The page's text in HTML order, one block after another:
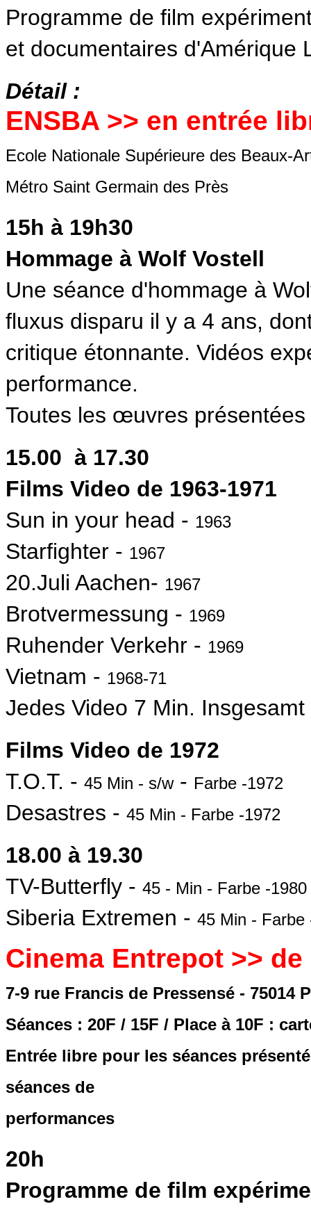
Programme de film
et documentaires d'Amérique
Détail :
ENSBA >> en entrée
Ecole Nationale Supérieure des Beaux-
Métro Saint Germain des Près
15h à 19h30
Hommage à Wolf Vostell
Une séance d'hommage à
fluxus disparu il y a 4 ans,
critique étonnante. Vidéos
performance.
Toutes les œuvres
15.00 à 17.30
Films Video de 1963-1971
Sun in your head - 1963
Starfighter - 1967
20.Juli Aachen- 1967
Brotvermessung - 1969
Ruhender Verkehr - 1969
Vietnam - 1968-71
Jedes Video 7 Min.
Films Video de 1972
T.O.T. - 45 Min - s/w- Farbe -1972
Desastres - 45 Min - Farbe -1972
18.00 à 19.30
TV-Butterfly - 45 - Min - Farbe -1980
Siberia Extremen - 45 Min - Farbe
Cinema Entrepot >>
7-9 rue Francis de Pressensé - 75014
Séances : 20F / 15F / Place à 10F :
Entrée libre pour les séances
séances de
performances
20h
Programme de film